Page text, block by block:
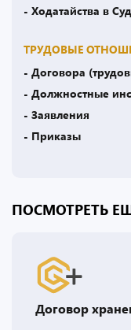
- Ходатайства в Суд
ТРУДОВЫЕ
- Договора
- Должностные
- Заявления
- Приказы
ПОСМОТРЕТЬ
Договор